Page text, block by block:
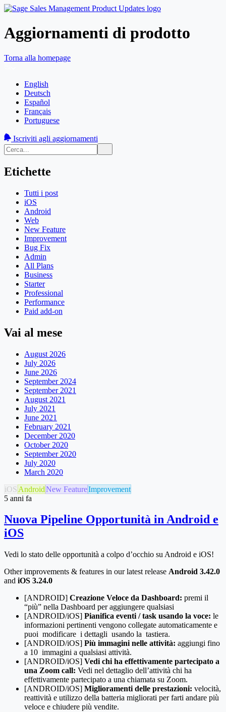
Aggiornamenti di prodotto
Torna alla homepage
English
Deutsch
Español
Français
Portuguese
Iscriviti agli aggiornamenti
Etichette
Tutti i post
iOS
Android
Web
New Feature
Improvement
Bug Fix
Admin
All Plans
Business
Starter
Professional
Performance
Paid add-on
Vai al mese
August 2026
July 2026
June 2026
September 2024
September 2021
August 2021
July 2021
June 2021
February 2021
December 2020
October 2020
September 2020
July 2020
March 2020
iOS AndroidNew FeatureImprovement
5 anni fa
Nuova Pipeline Opportunità in Android e
iOS
Vedi lo stato delle opportunità a colpo d’occhio su Android e iOS!
Other improvements & features in our latest release Android 3.42.0
and iOS 3.24.0
[ANDROID] Creazione Veloce da Dashboard: premi il
“più” nella Dashboard per aggiungere qualsiasi
[ANDROID/iOS] Pianifica eventi / task usando la voce: le
informazioni pertinenti vengono collegate automaticamente e
puoi modificare i dettagli usando la tastiera.
[ANDROID/iOS] Più immagini nelle attività: aggiungi fino
a 10 immagini a qualsiasi attività.
[ANDROID/iOS] Vedi chi ha effettivamente partecipato a
una Zoom call: Vedi nel dettaglio dell’attività chi ha
effettivamente partecipato a una chiamata su Zoom.
[ANDROID/iOS] Miglioramenti delle prestazioni: velocità,
reattività e utilizzo della batteria migliorati per farti andare più
veloce e chiudere più vendite.